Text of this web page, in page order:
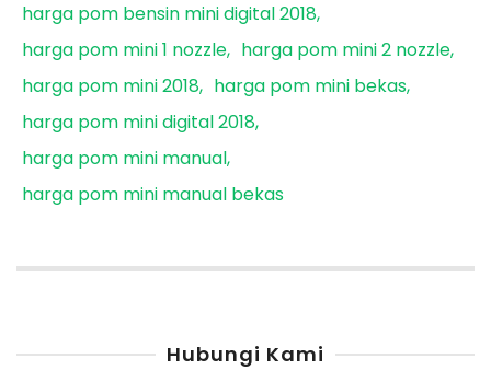
harga pom bensin mini digital 2018
harga pom mini 1 nozzle
harga pom mini 2 nozzle
harga pom mini 2018
harga pom mini bekas
harga pom mini digital 2018
harga pom mini manual
harga pom mini manual bekas
Hubungi Kami